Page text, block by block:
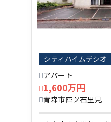
シティハイムデシオ
アパート
1,600万円
青森市四ツ石里見